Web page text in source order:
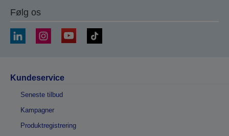
Følg os
Kundeservice
Seneste tilbud
Kampagner
Produktregistrering